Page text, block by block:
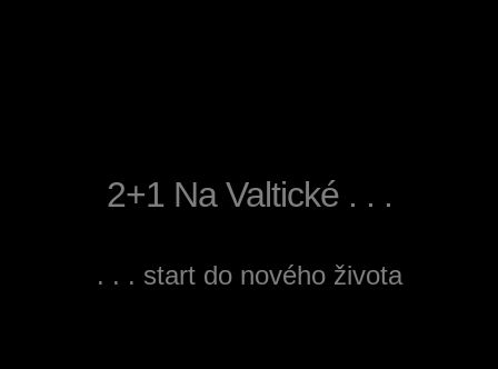
2+1 Na Valtické . . .
. . . start do nového života